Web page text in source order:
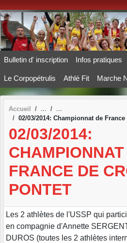
Bulletin d' inscription Infos pratiques
Le Corpopétrulis Athlé Fit Marche
Accueil
02/03/2014: Championnat de
02/03/2014:
FRANCE DE
PONTET
Les 2 athlètes de l'USSP qui
en compagnie d'Annette
DUROS (toutes les 2 athlètes